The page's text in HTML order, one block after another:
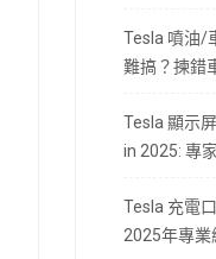
Tesla 噴油/
難搞？揀錯
Tesla 顯示
in 2025: 專
Tesla 充電
2025年專業